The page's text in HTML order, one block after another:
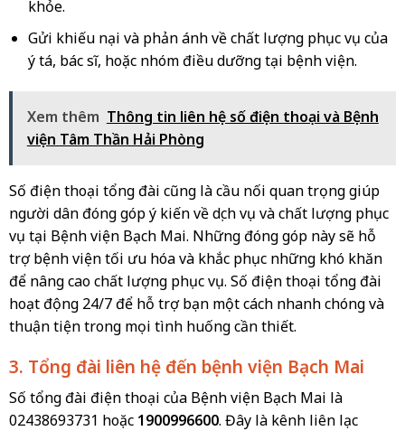
khỏe.
Gửi khiếu nại và phản ánh về chất lượng phục vụ của
ý tá, bác sĩ, hoặc nhóm điều dưỡng tại bệnh viện.
Xem thêm Thông tin liên hệ số điện thoại và Bệnh
viện Tâm Thần Hải Phòng
Số điện thoại tổng đài cũng là cầu nối quan trọng giúp
người dân đóng góp ý kiến về dịch vụ và chất lượng phục
vụ tại Bệnh viện Bạch Mai. Những đóng góp này sẽ hỗ
trợ bệnh viện tối ưu hóa và khắc phục những khó khăn
để nâng cao chất lượng phục vụ. Số điện thoại tổng đài
hoạt động 24/7 để hỗ trợ bạn một cách nhanh chóng và
thuận tiện trong mọi tình huống cần thiết.
3. Tổng đài liên hệ đến bệnh viện Bạch Mai
Số tổng đài điện thoại của Bệnh viện Bạch Mai là
02438693731 hoặc 1900996600. Đây là kênh liên lạc